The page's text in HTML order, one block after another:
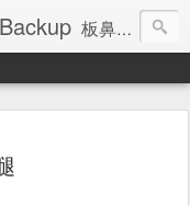
板鼻臉書備份站